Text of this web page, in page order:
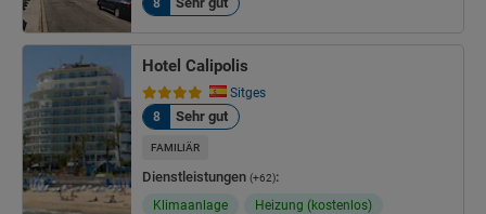
8
Hotel Calipolis
Sitges
8
Sehr gut
FAMILIÄR
Dienstleistungen (+62):
Klimaanlage Heizung (kostenlos)